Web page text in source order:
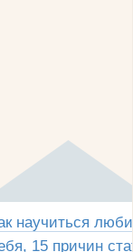
научиться
15 причин